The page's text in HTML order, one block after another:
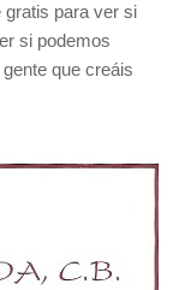
gratis para ver si
si podemos
que creáis